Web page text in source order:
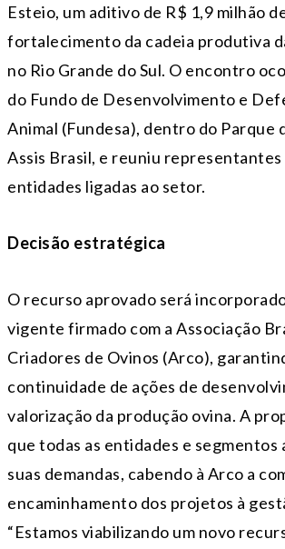
Esteio, um aditivo de R$ 1,9 milhão
fortalecimento da cadeia produtiva
no Rio Grande do Sul. O encontro
do Fundo de Desenvolvimento e
Animal (Fundesa), dentro do Parque
Assis Brasil, e reuniu representantes
entidades ligadas ao setor.
Decisão estratégica
O recurso aprovado será
vigente firmado com a Associação
Criadores de Ovinos (Arco),
continuidade de ações de
valorização da produção ovina. A
que todas as entidades e segmentos
suas demandas, cabendo à Arco a
encaminhamento dos projetos à
“Estamos viabilizando um novo